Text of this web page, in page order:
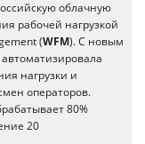
облачную
рабочей нагрузкой
(WFM). С новым
нагрузки и
операторов.
80%
20